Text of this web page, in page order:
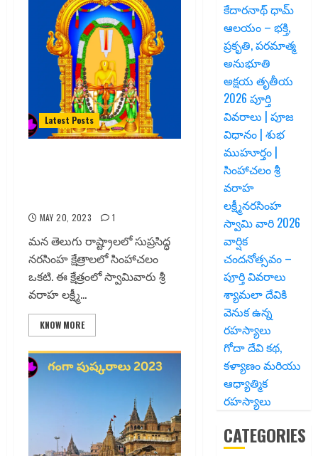
Latest Posts
MAY 20, 2023 1
మన తెలుగు రాష్ట్రాలలో సుప్రసిద్ధ
నరసింహ క్షేత్రాలలో సింహాచలం
ఒకటి. ఈ క్షేత్రంలో స్వామివారు శ్రీ
వరాహ లక్ష్మీ...
KNOW MORE
కేదారనాథ్ ధామ్
ఆలయం – భక్తి,
ప్రకృతి, పరమాత్మ
అనుభూతి
అక్షయ తృతీయ
2026 పూర్తి
వివరాలు | పూజ
విధానం | శుభ
ముహూర్తం |
సింహాచలం శ్రీ
వరాహ
లక్ష్మీనరసింహ
స్వామి వారి 2026
వార్షిక
చందనోత్సవం –
పూర్తి వివరాలు
శ్యామలా దేవికి
వెనుక ఉన్న
రహస్యాలు
గోదా దేవి కథ,
కళ్యాణం మరియు
ఆధ్యాత్మిక
రహస్యాలు
CATEGORIES